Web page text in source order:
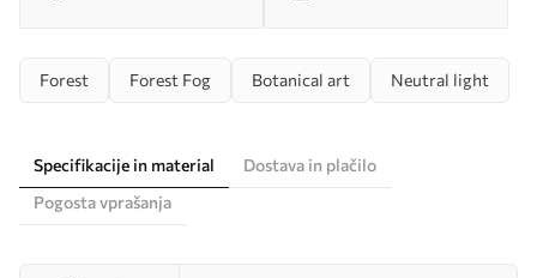
Forest Forest Fog Botanical art Neutral light
Specifikacije in material
Dostava in plačilo
Pogosta vprašanja